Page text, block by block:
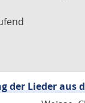
der Lieder aus